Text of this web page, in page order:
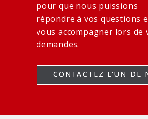
pour que nous puissions
répondre à vos questions
vous accompagner lors de
demandes.
CONTACTEZ L'UN DE